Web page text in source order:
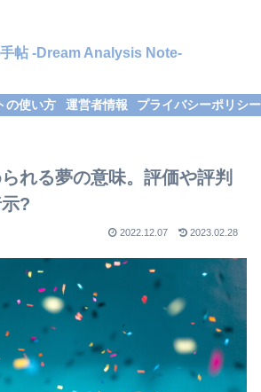
帖 -Dream Analysis Note-
の使い方 運営者情報 プライバシーポリシー
られる夢の意味。評価や評判
?
2022.12.07 2023.02.28